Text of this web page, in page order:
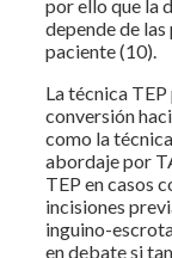
por ello que la
depende de
paciente (10).
La técnica
conversión
como la
abordaje por
TEP en casos
incisiones
inguino-
en debate si